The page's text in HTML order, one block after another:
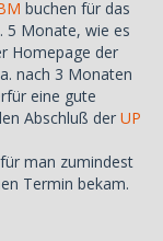
buchen für das
5 Monate, wie es
Homepage der
nach 3 Monaten
eine gute
Abschluß der UP
man zumindest
Termin bekam.